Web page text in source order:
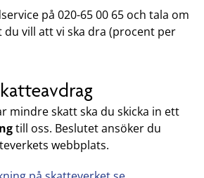
på 020-65 00 65 och tala om
du vill att vi ska dra (procent per
mindre skatt ska du skicka in ett
till oss. Beslutet ansöker du
webbplats.